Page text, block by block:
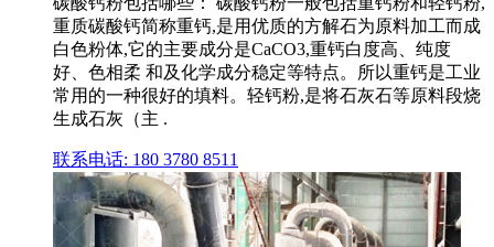
重质碳酸钙简称重钙,是用优质的方解石为原料加工而成
白色粉体,它的主要成分是CaCO3,重钙白度高、纯度
好、色相柔 和及化学成分稳定等特点。所以重钙是工业
常用的一种很好的填料。轻钙粉,是将石灰石等原料段烧
生成石灰（主 .
联系电话: 180 3780 8511